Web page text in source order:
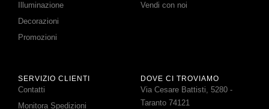
Illuminazione
Decorazioni
Promozioni
Vendi con noi
SERVIZIO CLIENTI
Contatti
Monitora Spedizioni
DOVE CI TROVIAMO
Via Cesare Battisti, 5280 -
Taranto 74121